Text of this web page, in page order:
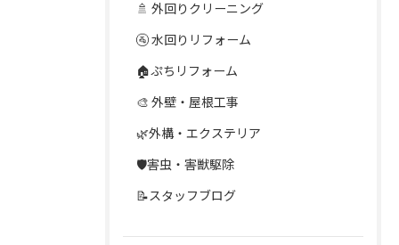
🚿 外回りクリーニング
🚰 水回りリフォーム
🏠ぷちリフォーム
🎨 外壁・屋根工事
🌿外構・エクステリア
🛡️害虫・害獣駆除
📝スタッフブログ